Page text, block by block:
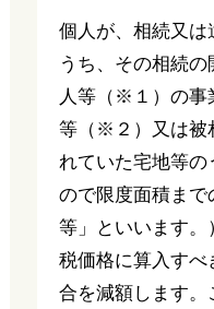
個人が、相続又
うち、その相続
人等（※１）の事
等（※２）又は被
れていた宅地等の
ので限度面積ま
等」といいます。
税価格に算入すべ
合を減額します。